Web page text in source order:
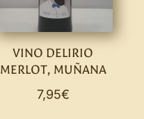
VINO DELIRIO
MERLOT, MUÑANA
7,95€